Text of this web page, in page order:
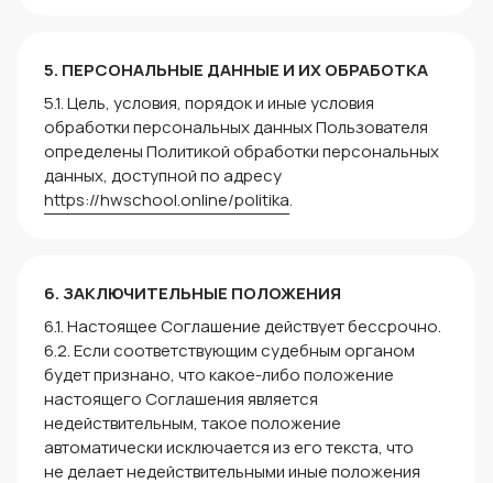
5. ПЕРСОНАЛЬНЫЕ ДАННЫЕ И ИХ ОБРАБОТКА
5.1. Цель, условия, порядок и иные условия
обработки персональных данных Пользователя
определены Политикой обработки персональных
данных, доступной по адресу
https://hwschool.online/politika.
6. ЗАКЛЮЧИТЕЛЬНЫЕ ПОЛОЖЕНИЯ
6.1. Настоящее Соглашение действует бессрочно.
6.2. Если соответствующим судебным органом
будет признано, что какое-либо положение
настоящего Соглашения является
недействительным, такое положение
автоматически исключается из его текста, что
не делает недействительными иные положения